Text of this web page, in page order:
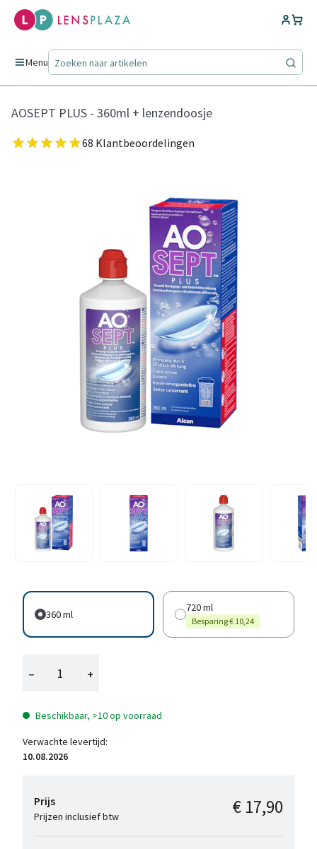
Menu
AOSEPT PLUS - 360ml + lenzendoosje
68 Klantbeoordelingen
360 ml
720 ml
Besparing € 10,24
− +
Beschikbaar, >10 op voorraad
Verwachte levertijd:
10.08.2026
Prijs
Prijzen inclusief btw € 17,90